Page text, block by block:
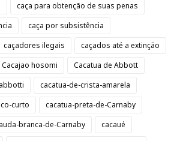
caça para obtenção de suas penas
caça por subsistência
caçadores ilegais
caçados até a extinção
Cacajao hosomi
Cacatua de Abbott
cacatua-de-crista-amarela
curto
cacatua-preta-de-Carnaby
branca-de-Carnaby
cacaué